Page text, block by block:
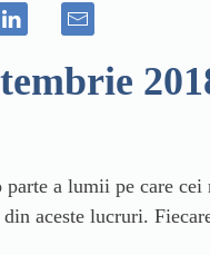
a lumii pe care
aceste lucruri.